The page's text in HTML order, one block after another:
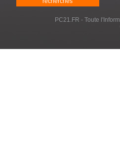
PC21.FR - Toute